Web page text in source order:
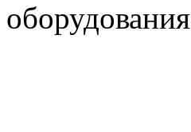
оборудования